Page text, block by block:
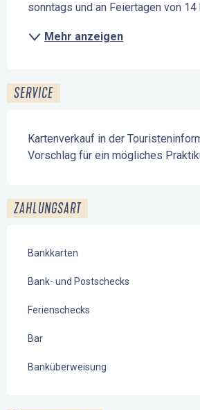
sonntags und an Feiertagen von 14
Mehr anzeigen
SERVICE
Kartenverkauf in der
Vorschlag für ein mögliches
ZAHLUNGSART
Bankkarten
Bank- und Postschecks
Ferienschecks
Bar
Banküberweisung